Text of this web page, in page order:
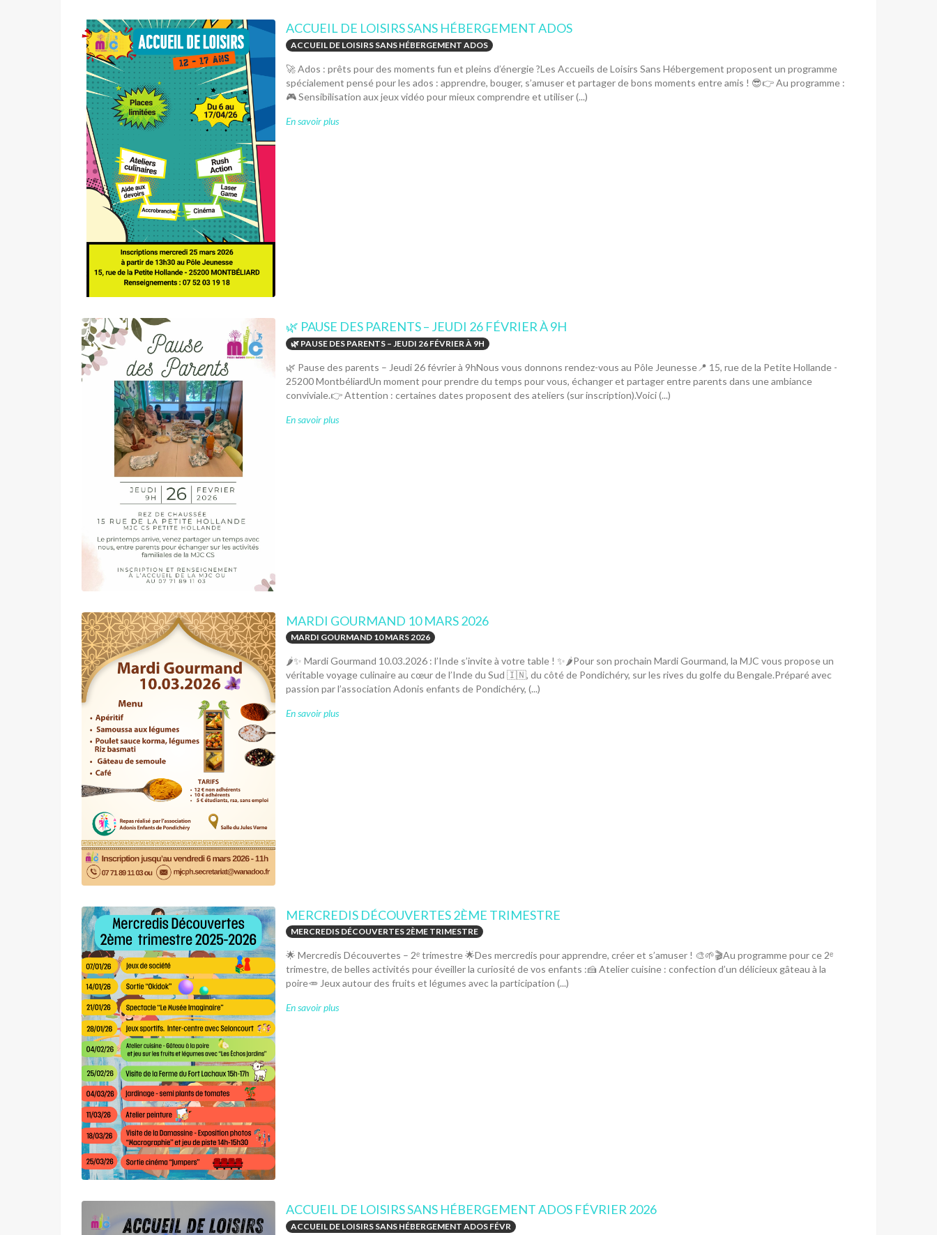
ACCUEIL DE LOISIRS SANS HÉBERGEMENT ADOS
ACCUEIL DE LOISIRS SANS HÉBERGEMENT ADOS
🚀 Ados : prêts pour des moments fun et pleins d’énergie ?Les Accueils de Loisirs Sans Hébergement proposent un programme
spécialement pensé pour les ados : apprendre, bouger, s’amuser et partager de bons moments entre amis ! 😎👉 Au programme :
🎮 Sensibilisation aux jeux vidéo pour mieux comprendre et utiliser (...)
En savoir plus
🌿 PAUSE DES PARENTS – JEUDI 26 FÉVRIER À 9H
🌿 PAUSE DES PARENTS – JEUDI 26 FÉVRIER À 9H
🌿 Pause des parents – Jeudi 26 février à 9hNous vous donnons rendez-vous au Pôle Jeunesse📍 15, rue de la Petite Hollande -
25200 MontbéliardUn moment pour prendre du temps pour vous, échanger et partager entre parents dans une ambiance
conviviale.👉 Attention : certaines dates proposent des ateliers (sur inscription).Voici (...)
En savoir plus
MARDI GOURMAND 10 MARS 2026
MARDI GOURMAND 10 MARS 2026
🌶️✨ Mardi Gourmand 10.03.2026 : l’Inde s’invite à votre table ! ✨🌶️Pour son prochain Mardi Gourmand, la MJC vous propose un
véritable voyage culinaire au cœur de l’Inde du Sud 🇮🇳, du côté de Pondichéry, sur les rives du golfe du Bengale.Préparé avec
passion par l’association Adonis enfants de Pondichéry, (...)
En savoir plus
MERCREDIS DÉCOUVERTES 2ÈME TRIMESTRE
MERCREDIS DÉCOUVERTES 2ÈME TRIMESTRE
🌟 Mercredis Découvertes – 2ᵉ trimestre 🌟Des mercredis pour apprendre, créer et s’amuser ! 🎨🌱🎬Au programme pour ce 2ᵉ
trimestre, de belles activités pour éveiller la curiosité de vos enfants :🍰 Atelier cuisine : confection d’un délicieux gâteau à la
poire🥕 Jeux autour des fruits et légumes avec la participation (...)
En savoir plus
ACCUEIL DE LOISIRS SANS HÉBERGEMENT ADOS FÉVRIER 2026
ACCUEIL DE LOISIRS SANS HÉBERGEMENT ADOS FÉVR